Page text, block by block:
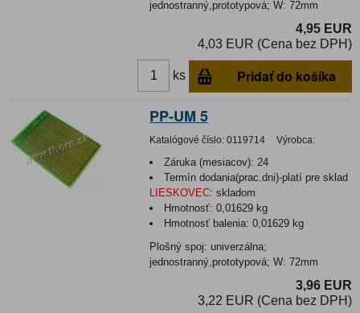
jednostranný,prototypová; W: 72mm
4,95 EUR
4,03 EUR (Cena bez DPH)
ks Pridať do košíka
PP-UM 5
Katalógové číslo: 0119714 Výrobca:
Záruka (mesiacov): 24
Termín dodania(prac.dni)-platí pre sklad
LIESKOVEC: skladom
Hmotnosť:0,01629 kg
Hmotnosť balenia:0,01629 kg
Plošný spoj: univerzálna;
jednostranný,prototypová; W: 72mm
3,96 EUR
3,22 EUR (Cena bez DPH)